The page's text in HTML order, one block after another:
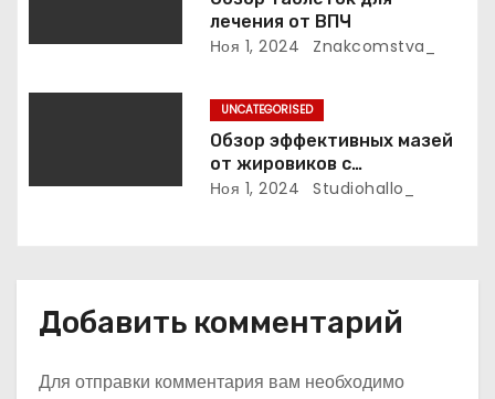
с
я
лечения от ВПЧ
Ноя 1, 2024 Znakcomstva_
UNCATEGORISED
Обзор эффективных мазей
от жировиков с
рассасывающим эффектом
Ноя 1, 2024 Studiohallo_
Добавить комментарий
Для отправки комментария вам необходимо